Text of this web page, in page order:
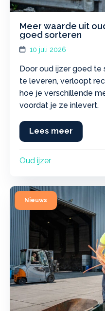
Meer waarde uit
goed sorteren
10 juli 2026
Door oud ijzer goed te
te leveren, verloopt
hoe je verschillende
voordat je ze inlevert.
Lees meer
Oud ijzer